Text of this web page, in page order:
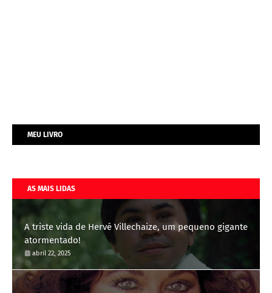
MEU LIVRO
AS MAIS LIDAS
A triste vida de Hervé Villechaize, um pequeno gigante
atormentado!
abril 22, 2025